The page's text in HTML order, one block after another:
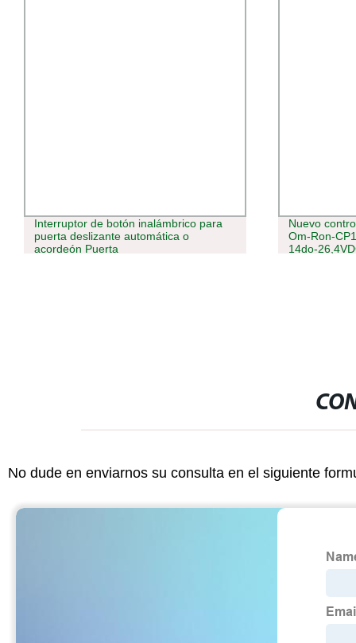
Interruptor de botón inalámbrico para
puerta deslizante automática o
acordeón Puerta
Nuevo
Om-Ron-
14do-
No dude en enviarnos su consulta en el siguiente